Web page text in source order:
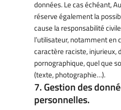
données. Le cas échéant,
réserve également la
cause la responsabilité
l’utilisateur, notamment en
caractère raciste, injurieux,
pornographique, quel que
(texte, photographie…).
7. Gestion des
personnelles.